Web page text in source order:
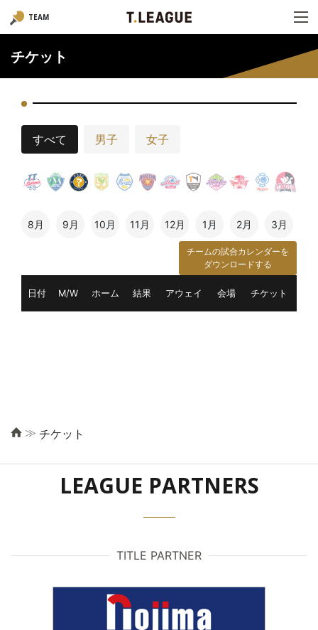
TEAM
チケット
すべて 男子 女子
8月 9月 10月 11月 12月 1月 2月 3月
チームの試合カレンダーを
ダウンロードする
日付 M/W ホーム 結果 アウェイ 会場 チケット
≫ チケット
LEAGUE PARTNERS
TITLE PARTNER